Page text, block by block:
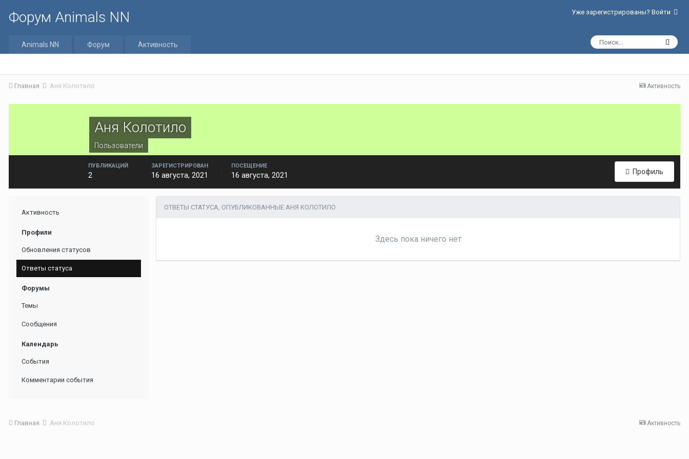
Форум Animals NN Уже зарегистрированы? Войти
Animals NN Форум Активность
Активность
Главная Аня Колотило
Аня Колотило
Пользователи
Профиль
ПУБЛИКАЦИЙ
2
ЗАРЕГИСТРИРОВАН
16 августа, 2021
ПОСЕЩЕНИЕ
16 августа, 2021
Активность
Профили
Обновления статусов
Ответы статуса
Форумы
Темы
Сообщения
Календарь
События
Комментарии события
ОТВЕТЫ СТАТУСА, ОПУБЛИКОВАННЫЕ АНЯ КОЛОТИЛО
Здесь пока ничего нет
Активность
Главная Аня Колотило